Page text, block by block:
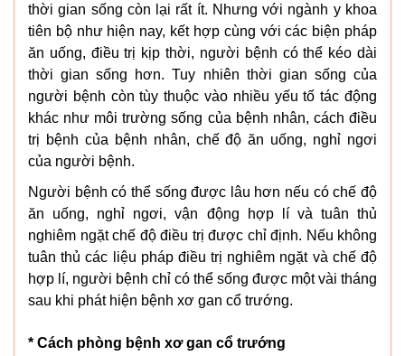
thời gian sống còn lại rất ít. Nhưng với ngành y khoa
tiên bộ như hiện nay, kết hợp cùng với các biện pháp
ăn uống, điều trị kịp thời, người bệnh có thể kéo dài
thời gian sống hơn. Tuy nhiên thời gian sống của
người bệnh còn tùy thuộc vào nhiều yếu tố tác động
khác như môi trường sống của bệnh nhân, cách điều
trị bệnh của bệnh nhân, chế độ ăn uống, nghỉ ngơi
của người bệnh.
Người bệnh có thể sống được lâu hơn nếu có chế độ
ăn uống, nghỉ ngơi, vận động hợp lí và tuân thủ
nghiêm ngặt chế độ điều trị được chỉ định. Nếu không
tuân thủ các liệu pháp điều trị nghiêm ngặt và chế độ
hợp lí, người bệnh chỉ có thể sống được một vài tháng
sau khi phát hiện bệnh xơ gan cổ trướng.
* Cách phòng bệnh xơ gan cổ trướng